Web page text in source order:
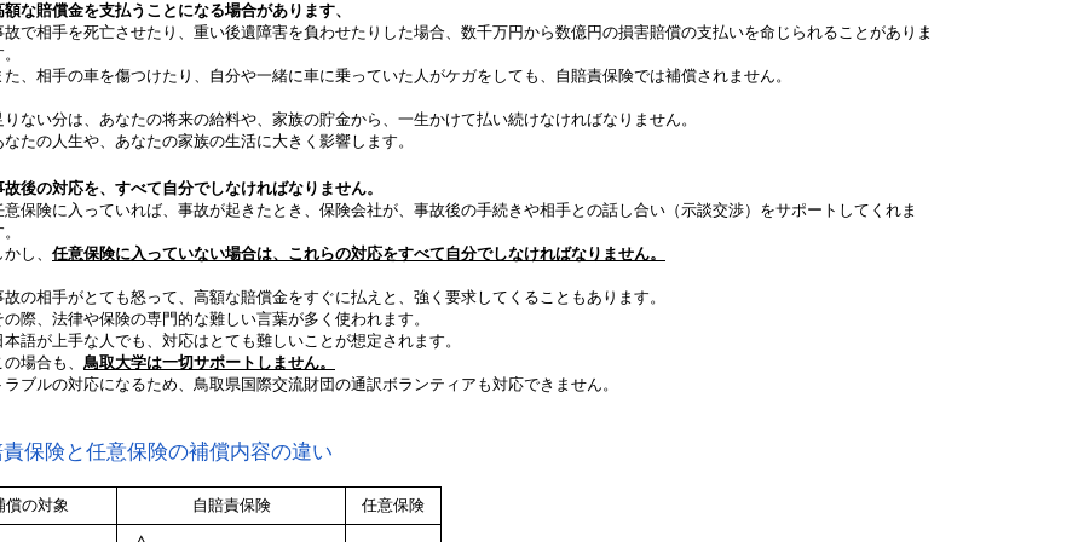
額な賠償金を支払うことになる場合があります、
故で相手を死亡させたり、重い後遺障害を負わせたりした場合、数千万円から数億円の損害賠償の支払いを命じられることがありま
た、相手の車を傷つけたり、自分や一緒に車に乗っていた人がケガをしても、自賠責保険では補償されません。
りない分は、あなたの将来の給料や、家族の貯金から、一生かけて払い続けなければなりません。
なたの人生や、あなたの家族の生活に大きく影響します。
故後の対応を、すべて自分でしなければなりません。
意保険に入っていれば、事故が起きたとき、保険会社が、事故後の手続きや相手との話し合い（示談交渉）をサポートしてくれま
し、 任意保険に入っていない場合は、これらの対応をすべて自分でしなければなりません。
故の相手がとても怒って、高額な賠償金をすぐに払えと、強く要求してくることもあります。
の際、法律や保険の専門的な難しい言葉が多く使われます。
本語が上手な人でも、対応はとても難しいことが想定されます。
の場合も、 鳥取大学は一切サポートしません。
ラブルの対応になるため、鳥取県国際交流財団の通訳ボランティアも対応できません。
保険と任意保険の補償内容の違い
償の対象 自賠責保険 任意保険